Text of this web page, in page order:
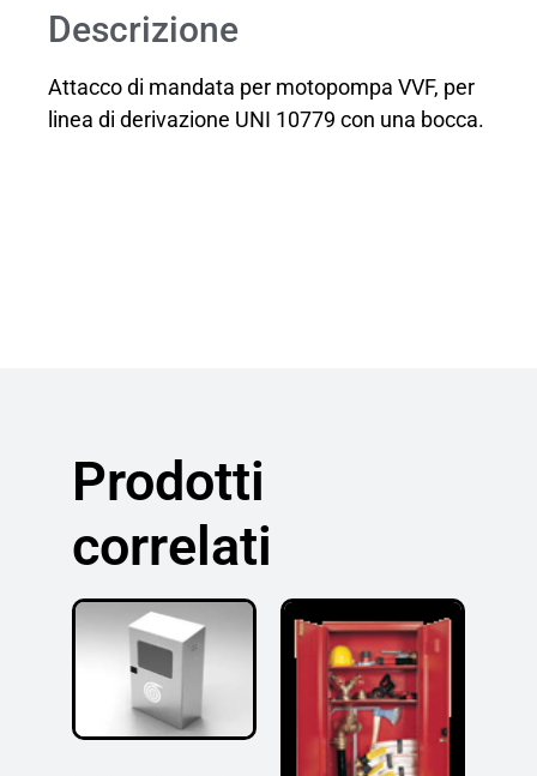
Descrizione
Attacco di mandata per motopompa VVF, per
linea di derivazione UNI 10779 con una bocca.
Prodotti
correlati